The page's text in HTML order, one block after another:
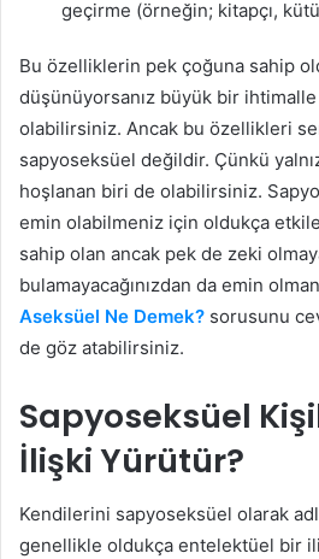
geçirme (örneğin; kitapçı,
Bu özelliklerin pek çoğuna sahip
düşünüyorsanız büyük bir
olabilirsiniz. Ancak bu özellikleri
sapyoseksüel değildir. Çünkü
hoşlanan biri de olabilirsiniz.
emin olabilmeniz için oldukça
sahip olan ancak pek de zeki
bulamayacağınızdan da emin
Aseksüel Ne Demek? sorusunu
de göz atabilirsiniz.
Sapyoseksüel
İlişki Yürütür?
Kendilerini sapyoseksüel olarak
genellikle oldukça entelektüel bir